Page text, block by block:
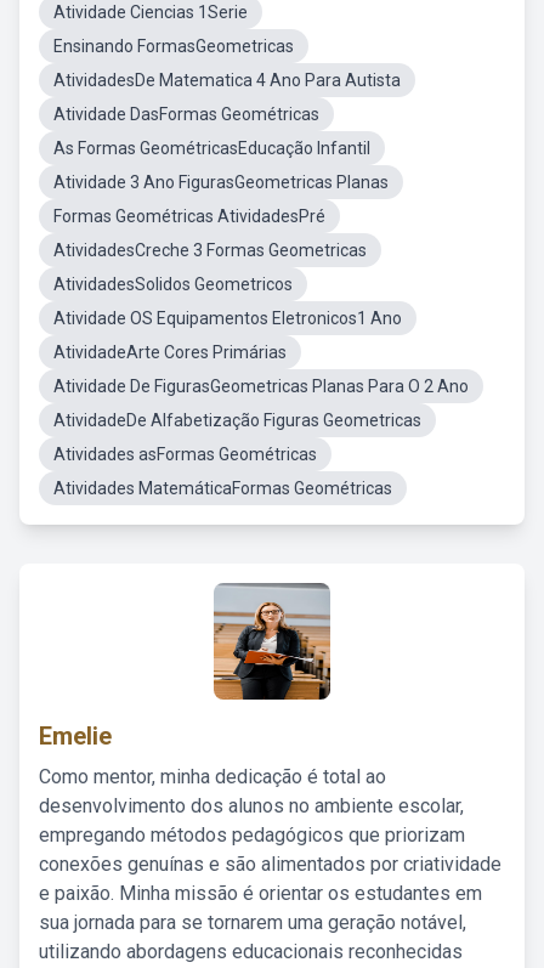
Atividade Ciencias 1Serie
Ensinando FormasGeometricas
AtividadesDe Matematica 4 Ano Para Autista
Atividade DasFormas Geométricas
As Formas GeométricasEducação Infantil
Atividade 3 Ano FigurasGeometricas Planas
Formas Geométricas AtividadesPré
AtividadesCreche 3 Formas Geometricas
AtividadesSolidos Geometricos
Atividade OS Equipamentos Eletronicos1 Ano
AtividadeArte Cores Primárias
Atividade De FigurasGeometricas Planas Para O 2 Ano
AtividadeDe Alfabetização Figuras Geometricas
Atividades asFormas Geométricas
Atividades MatemáticaFormas Geométricas
Emelie
Como mentor, minha dedicação é total ao
desenvolvimento dos alunos no ambiente escolar,
empregando métodos pedagógicos que priorizam
conexões genuínas e são alimentados por criatividade
e paixão. Minha missão é orientar os estudantes em
sua jornada para se tornarem uma geração notável,
utilizando abordagens educacionais reconhecidas